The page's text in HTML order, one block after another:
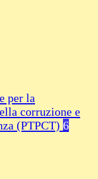
per la
corruzione e
(PTPCT) 6